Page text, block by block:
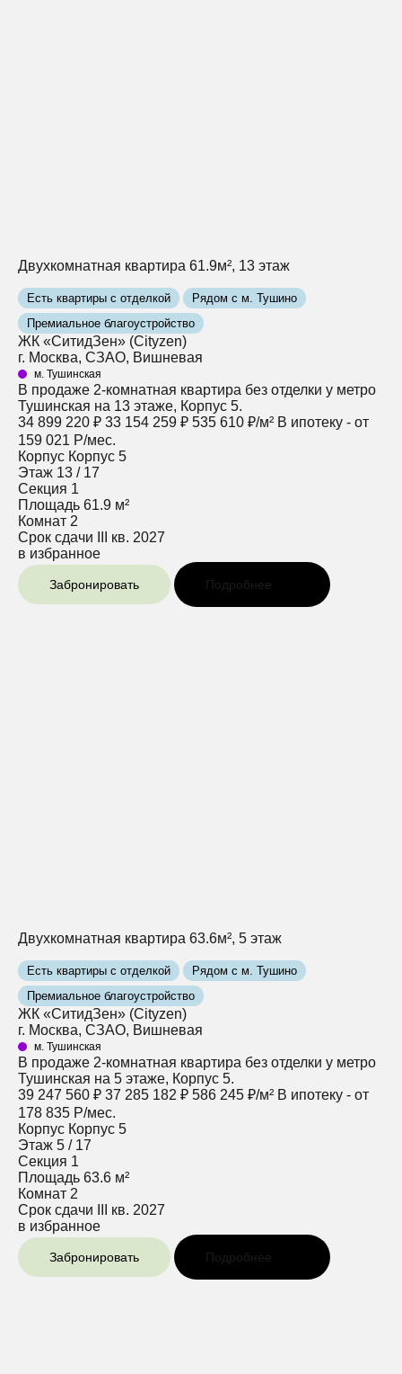
Двухкомнатная квартира 61.9м², 13 этаж
Есть квартиры с отделкой
Рядом с м. Тушино
Премиальное благоустройство
ЖК «СитидЗен» (Cityzen)
г. Москва, СЗАО, Вишневая
м. Тушинская
В продаже 2-комнатная квартира без отделки у метро
Тушинская на 13 этаже, Корпус 5.
34 899 220 ₽ 33 154 259 ₽ 535 610 ₽/м² В ипотеку - от
159 021 Р/мес.
Корпус Корпус 5
Этаж 13 / 17
Секция 1
Площадь 61.9 м²
Комнат 2
Срок сдачи
III кв. 2027
в избранное
Забронировать Подробнее
Двухкомнатная квартира 63.6м², 5 этаж
Есть квартиры с отделкой
Рядом с м. Тушино
Премиальное благоустройство
ЖК «СитидЗен» (Cityzen)
г. Москва, СЗАО, Вишневая
м. Тушинская
В продаже 2-комнатная квартира без отделки у метро
Тушинская на 5 этаже, Корпус 5.
39 247 560 ₽ 37 285 182 ₽ 586 245 ₽/м² В ипотеку - от
178 835 Р/мес.
Корпус Корпус 5
Этаж 5 / 17
Секция 1
Площадь 63.6 м²
Комнат 2
Срок сдачи
III кв. 2027
в избранное
Забронировать Подробнее